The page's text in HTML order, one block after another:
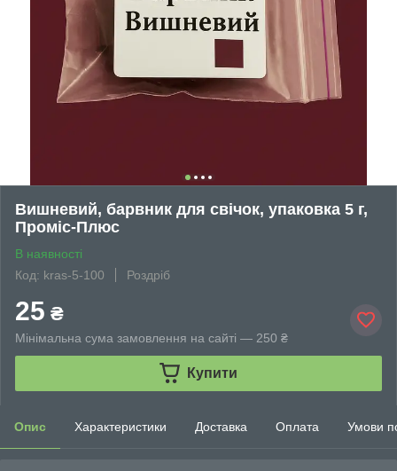
Вишневий, барвник для свічок, упаковка 5 г,
Проміс-Плюс
В наявності
Код: kras-5-100
Роздріб
25 ₴
Мінімальна сума замовлення на сайті — 250 ₴
Купити
Опис Характеристики Доставка Оплата Умови